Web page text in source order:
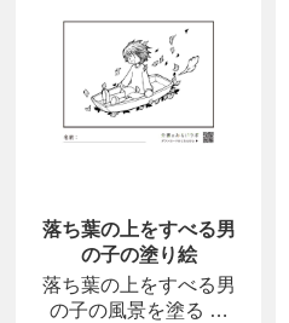
落ち葉の上をすべる男
の子の塗り絵
落ち葉の上をすべる男
の子の風景を塗る 秋